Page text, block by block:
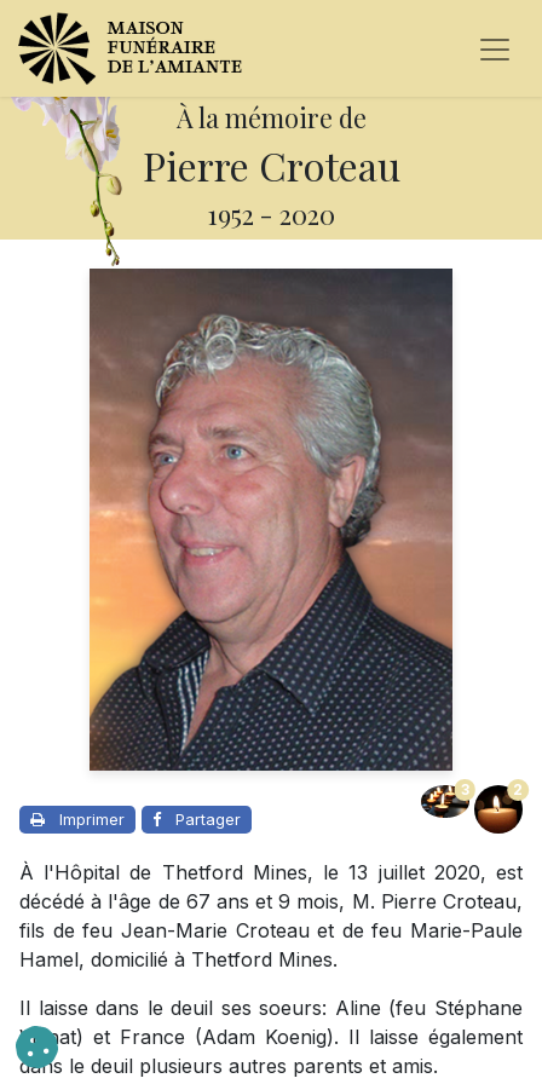
À la mémoire de
Pierre Croteau
1952 - 2020
Imprimer Partager
3 2
À l'Hôpital de Thetford Mines, le 13 juillet 2020, est
décédé à l'âge de 67 ans et 9 mois, M. Pierre Croteau,
fils de feu Jean-Marie Croteau et de feu Marie-Paule
Hamel, domicilié à Thetford Mines.
Il laisse dans le deuil ses soeurs: Aline (feu Stéphane
Viénat) et France (Adam Koenig). Il laisse également
dans le deuil plusieurs autres parents et amis.